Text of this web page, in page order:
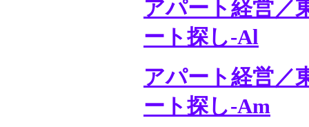
アパート経営／
ート探し-Al
アパート経営／
ート探し-Am